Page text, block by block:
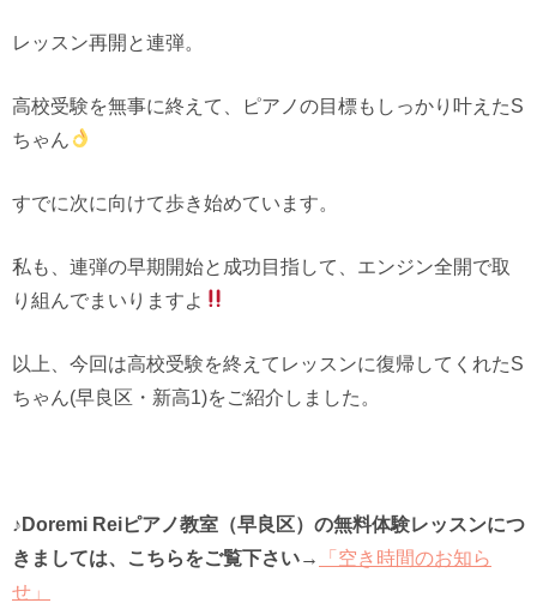
レッスン再開と連弾。
高校受験を無事に終えて、ピアノの目標もしっかり叶えたS
ちゃん
すでに次に向けて歩き始めています。
私も、連弾の早期開始と成功目指して、エンジン全開で取
り組んでまいりますよ
以上、今回は高校受験を終えてレッスンに復帰してくれたS
ちゃん(早良区・新高1)をご紹介しました。
♪Doremi Reiピアノ教室（早良区）の無料体験レッスンにつ
きましては、こちらをご覧下さい→
「空き時間のお知ら
せ」